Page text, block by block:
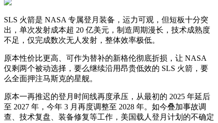
SLS 火箭是 NASA 专属登月装备，运力可观，但短板十分突
出，单次发射成本超 20 亿美元，制造周期漫长，技术成熟度
不足，仅完成数次无人发射，整体效率极低。
原本性价比更高、可作为替补的新格伦彻底折损，让 NASA
仅剩两个被动选择，要么继续沿用昂贵低效的 SLS 火箭，要
么全面押注马斯克的星舰。
原本一再推迟的登月时间线再度承压，从最初的 2025 年延后
至 2027 年，今年 3 月再度调整至 2028 年。如今叠加事故调
查、技术复盘、装备修复等工作，美国载人登月计划的不确定